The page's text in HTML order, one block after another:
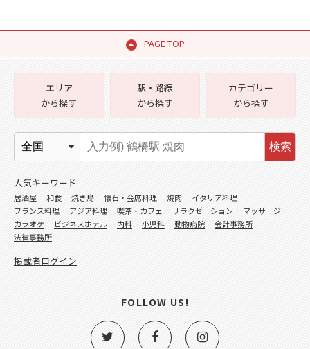
PAGE TOP
エリア
から探す
駅・路線
から探す
カテゴリー
から探す
検索
人気キーワード
居酒屋 和食 焼き鳥 懐石・会席料理 焼肉
イタリア料理
フランス料理
アジア料理 喫茶・カフェ リラクゼーション
マッサージ
カラオケ
ビジネスホテル 内科 小児科 動物病院
会計事務所
法律事務所
掲載者ログイン
FOLLOW US!